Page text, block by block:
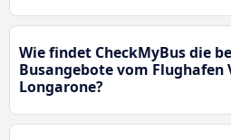
Wie findet CheckMyBus die
Busangebote vom Flughafen
Longarone?